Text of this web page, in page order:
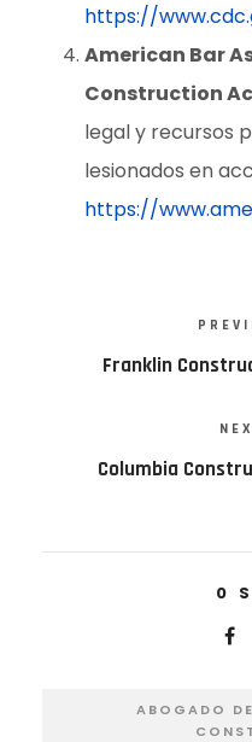
https://
American Bar
Construction
legal y recursos
lesionados en
https://
Franklin
Columbia
0
ABOGADO